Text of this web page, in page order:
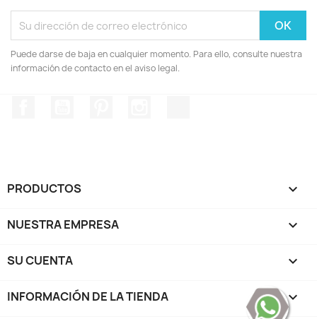
Puede darse de baja en cualquier momento. Para ello, consulte nuestra
información de contacto en el aviso legal.
PRODUCTOS 
NUESTRA EMPRESA 
SU CUENTA 
INFORMACIÓN DE LA TIENDA keyboard_arrow_down